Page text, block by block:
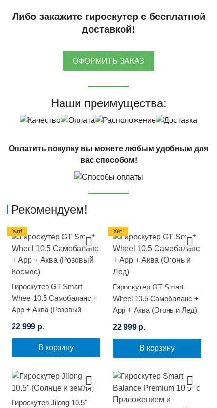
Либо закажите гироскутер с бесплатной
доставкой!
ОФОРМИТЬ ЗАКАЗ
Наши преимущества:
Оплатить покупку вы можете любым удобным для
вас способом!
Рекомендуем!
Гироскутер GT Smart
Wheel 10.5 Самобаланс +
App + Аква (Розовый
22 999 р.
В корзину
Хит!
Гироскутер GT Smart
Wheel 10.5 Самобаланс +
App + Аква (Огонь и Лед)
22 999 р.
В корзину
Хит!
Гироскутер Jilong 10.5"